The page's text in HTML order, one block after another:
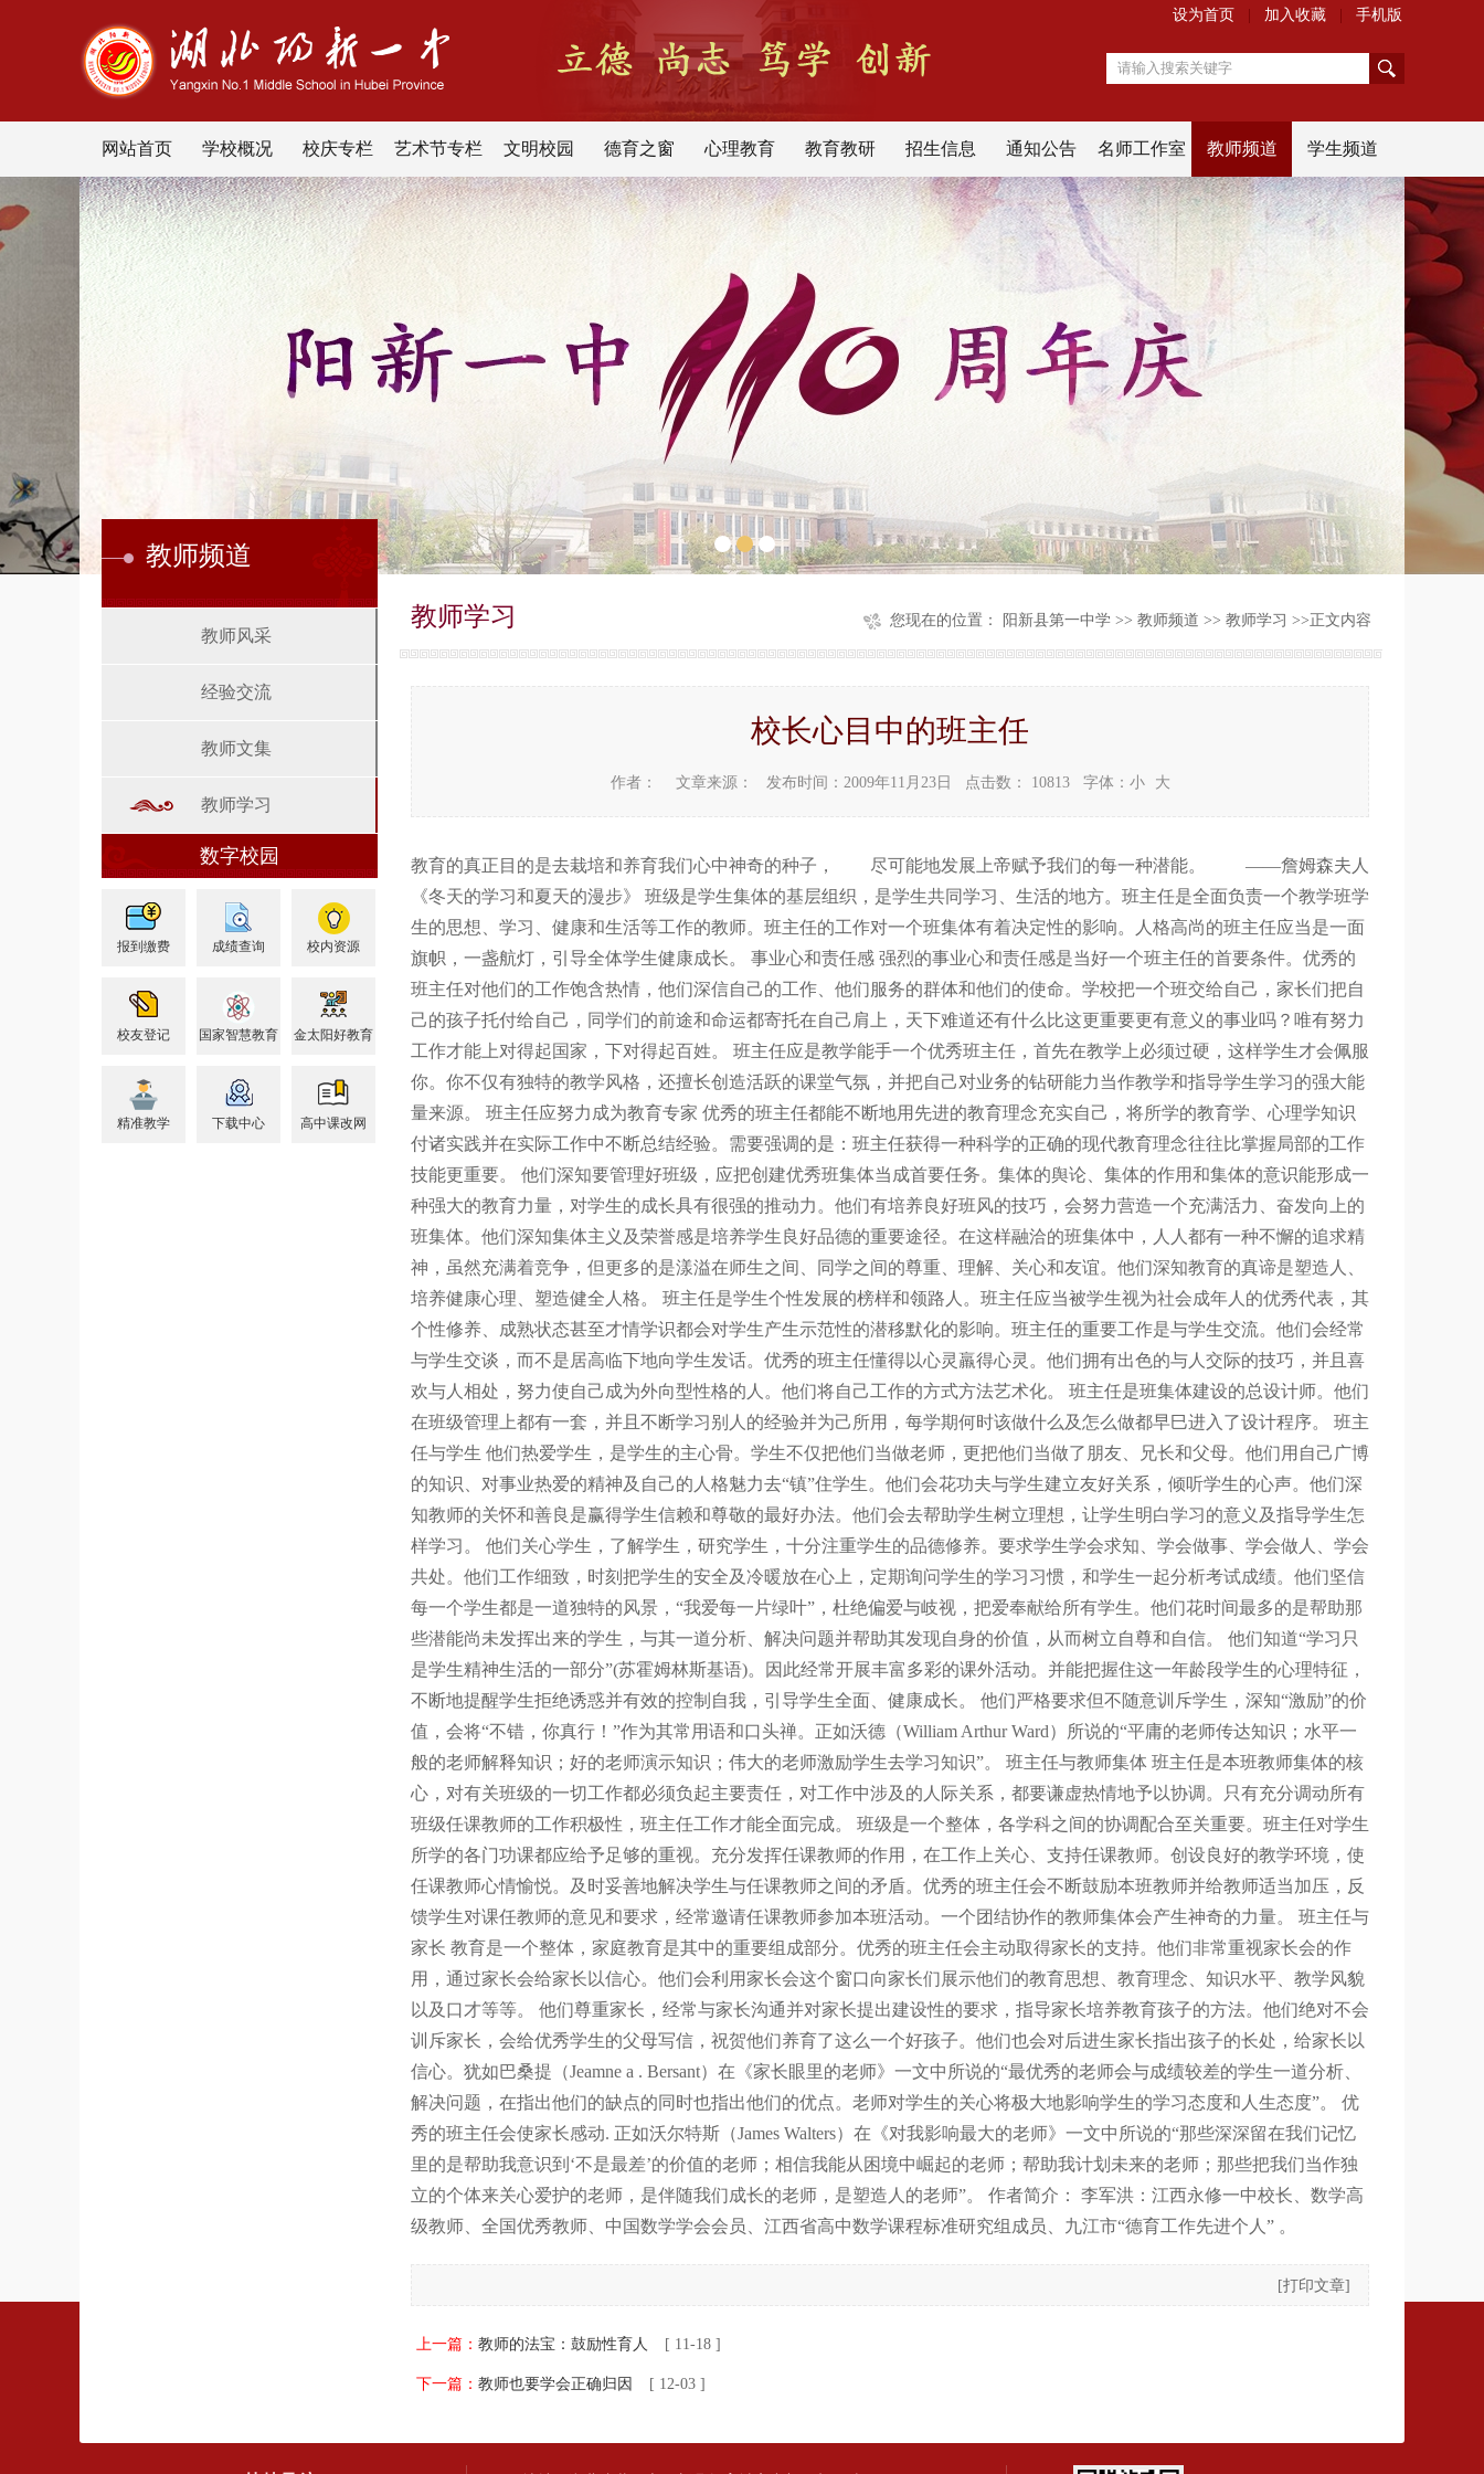
设为首页 加入收藏 手机版
索
网站首页 学校概况 校庆专栏 艺术节专栏 文明校园 德育之窗 心理教育 教育教研 招生信息 通知公告 名师工作室 教师频道 学生频道
教师频道
教师风采
经验交流
教师文集
教师学习
数字校园
报到缴费 成绩查询 校内资源
校友登记 国家智慧教育 金太阳好教育
精准教学 下载中心 高中课改网
您现在的位置： 阳新县第一中学 >> 教师频道 >> 教师学习 >>正文内容
教师学习
校长心目中的班主任
作者： 文章来源： 发布时间：2009年11月23日 点击数： 10813 字体： 小 大
教育的真正目的是去栽培和养育我们心中神奇的种子， 尽可能地发展上帝赋予我们的每一种潜能。 ——詹姆森夫人
《冬天的学习和夏天的漫步》 班级是学生集体的基层组织，是学生共同学习、生活的地方。班主任是全面负责一个教学班学
生的思想、学习、健康和生活等工作的教师。班主任的工作对一个班集体有着决定性的影响。人格高尚的班主任应当是一面
旗帜，一盏航灯，引导全体学生健康成长。 事业心和责任感 强烈的事业心和责任感是当好一个班主任的首要条件。优秀的
班主任对他们的工作饱含热情，他们深信自己的工作、他们服务的群体和他们的使命。学校把一个班交给自己，家长们把自
己的孩子托付给自己，同学们的前途和命运都寄托在自己肩上，天下难道还有什么比这更重要更有意义的事业吗？唯有努力
工作才能上对得起国家，下对得起百姓。 班主任应是教学能手一个优秀班主任，首先在教学上必须过硬，这样学生才会佩服
你。你不仅有独特的教学风格，还擅长创造活跃的课堂气氛，并把自己对业务的钻研能力当作教学和指导学生学习的强大能
量来源。 班主任应努力成为教育专家 优秀的班主任都能不断地用先进的教育理念充实自己，将所学的教育学、心理学知识
付诸实践并在实际工作中不断总结经验。需要强调的是：班主任获得一种科学的正确的现代教育理念往往比掌握局部的工作
技能更重要。 他们深知要管理好班级，应把创建优秀班集体当成首要任务。集体的舆论、集体的作用和集体的意识能形成一
种强大的教育力量，对学生的成长具有很强的推动力。他们有培养良好班风的技巧，会努力营造一个充满活力、奋发向上的
班集体。他们深知集体主义及荣誉感是培养学生良好品德的重要途径。在这样融洽的班集体中，人人都有一种不懈的追求精
神，虽然充满着竞争，但更多的是漾溢在师生之间、同学之间的尊重、理解、关心和友谊。他们深知教育的真谛是塑造人、
培养健康心理、塑造健全人格。 班主任是学生个性发展的榜样和领路人。班主任应当被学生视为社会成年人的优秀代表，其
个性修养、成熟状态甚至才情学识都会对学生产生示范性的潜移默化的影响。班主任的重要工作是与学生交流。他们会经常
与学生交谈，而不是居高临下地向学生发话。优秀的班主任懂得以心灵羸得心灵。他们拥有出色的与人交际的技巧，并且喜
欢与人相处，努力使自己成为外向型性格的人。他们将自己工作的方式方法艺术化。 班主任是班集体建设的总设计师。他们
在班级管理上都有一套，并且不断学习别人的经验并为己所用，每学期何时该做什么及怎么做都早巳进入了设计程序。 班主
任与学生 他们热爱学生，是学生的主心骨。学生不仅把他们当做老师，更把他们当做了朋友、兄长和父母。他们用自己广博
的知识、对事业热爱的精神及自己的人格魅力去“镇”住学生。他们会花功夫与学生建立友好关系，倾听学生的心声。他们深
知教师的关怀和善良是赢得学生信赖和尊敬的最好办法。他们会去帮助学生树立理想，让学生明白学习的意义及指导学生怎
样学习。 他们关心学生，了解学生，研究学生，十分注重学生的品德修养。要求学生学会求知、学会做事、学会做人、学会
共处。他们工作细致，时刻把学生的安全及冷暖放在心上，定期询问学生的学习习惯，和学生一起分析考试成绩。他们坚信
每一个学生都是一道独特的风景，“我爱每一片绿叶”，杜绝偏爱与岐视，把爱奉献给所有学生。他们花时间最多的是帮助那
些潜能尚未发挥出来的学生，与其一道分析、解决问题并帮助其发现自身的价值，从而树立自尊和自信。 他们知道“学习只
是学生精神生活的一部分”(苏霍姆林斯基语)。因此经常开展丰富多彩的课外活动。并能把握住这一年龄段学生的心理特征，
不断地提醒学生拒绝诱惑并有效的控制自我，引导学生全面、健康成长。 他们严格要求但不随意训斥学生，深知“激励”的价
值，会将“不错，你真行！”作为其常用语和口头禅。正如沃德（William Arthur Ward）所说的“平庸的老师传达知识；水平一
般的老师解释知识；好的老师演示知识；伟大的老师激励学生去学习知识”。 班主任与教师集体 班主任是本班教师集体的核
心，对有关班级的一切工作都必须负起主要责任，对工作中涉及的人际关系，都要谦虚热情地予以协调。只有充分调动所有
班级任课教师的工作积极性，班主任工作才能全面完成。 班级是一个整体，各学科之间的协调配合至关重要。班主任对学生
所学的各门功课都应给予足够的重视。充分发挥任课教师的作用，在工作上关心、支持任课教师。创设良好的教学环境，使
任课教师心情愉悦。及时妥善地解决学生与任课教师之间的矛盾。优秀的班主任会不断鼓励本班教师并给教师适当加压，反
馈学生对课任教师的意见和要求，经常邀请任课教师参加本班活动。一个团结协作的教师集体会产生神奇的力量。 班主任与
家长 教育是一个整体，家庭教育是其中的重要组成部分。优秀的班主任会主动取得家长的支持。他们非常重视家长会的作
用，通过家长会给家长以信心。他们会利用家长会这个窗口向家长们展示他们的教育思想、教育理念、知识水平、教学风貌
以及口才等等。 他们尊重家长，经常与家长沟通并对家长提出建设性的要求，指导家长培养教育孩子的方法。他们绝对不会
训斥家长，会给优秀学生的父母写信，祝贺他们养育了这么一个好孩子。他们也会对后进生家长指出孩子的长处，给家长以
信心。犹如巴桑提（Jeamne a . Bersant）在《家长眼里的老师》一文中所说的“最优秀的老师会与成绩较差的学生一道分析、
解决问题，在指出他们的缺点的同时也指出他们的优点。老师对学生的关心将极大地影响学生的学习态度和人生态度”。 优
秀的班主任会使家长感动. 正如沃尔特斯（James Walters）在《对我影响最大的老师》一文中所说的“那些深深留在我们记忆
里的是帮助我意识到‘不是最差’的价值的老师；相信我能从困境中崛起的老师；帮助我计划未来的老师；那些把我们当作独
立的个体来关心爱护的老师，是伴随我们成长的老师，是塑造人的老师”。 作者简介： 李军洪：江西永修一中校长、数学高
级教师、全国优秀教师、中国数学学会会员、江西省高中数学课程标准研究组成员、九江市“德育工作先进个人” 。
[打印文章]
上一篇： 教师的法宝：鼓励性育人 [ 11-18 ]
下一篇： 教师也要学会正确归因 [ 12-03 ]